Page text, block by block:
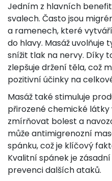
Jedním z hlavních
svalech. Často jsou
a ramenech, které
do hlavy. Masáž
snížit tlak na nervy. Díky
zlepšuje držení těla, což
pozitivní účinky na
Masáž také stimuluje
přirozené chemické
zmírňovat bolest a
může antimigrenozní
spánku, což je klíčový
Kvalitní spánek je
prevenci dalších ataků.